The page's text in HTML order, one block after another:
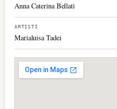
Anna Caterina Bellati
ARTISTI
Marialuisa Tadei